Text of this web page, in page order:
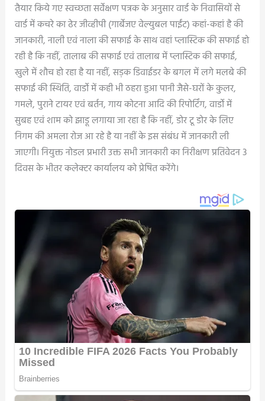
तैयार किये गए स्वच्छता सर्वेक्षण पत्रक के अनुसार वार्ड के निवासियों से
वार्ड में कचरे का ढेर जीव्हीपी (गार्बेजए वेल्युबल पाईंट) कहां-कहां है की
जानकारी, नाली एवं नाला की सफाई के साथ वहां प्लास्टिक की सफाई हो
रही है कि नहीं, तालाब की सफाई एवं तालाब में प्लास्टिक की सफाई,
खुले में शौच हो रहा है या नहीं, सड़क डिवाईडर के बगल में लगे मलबे की
सफाई की स्थिति, वार्डो में कही भी ठहरा हुआ पानी जैसे-घरों के कुलर,
गमले, पुराने टायर एवं बर्तन, गाय कोटना आदि की रिपोर्टिंग, वार्डो में
सुबह एवं शाम को झाडू लगाया जा रहा है कि नहीं, डोर टू डोर के लिए
निगम की अमला रोज आ रहे है या नहीं के इस संबंध में जानकारी ली
जाएगी। नियुक्त नोडल प्रभारी उक्त सभी जानकारी का निरीक्षण प्रतिवेदन 3
दिवस के भीतर कलेक्टर कार्यालय को प्रेषित करेंगे।